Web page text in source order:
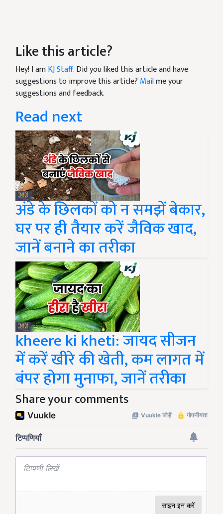
Like this article?
Hey! I amKJ Staff. Did you liked this article and have
suggestions to improve this article? Mailme your
suggestions and feedback.
Read next
अंडे के छिलकों को न समझें बेकार,
घर पर ही तैयार करें जैविक खाद,
जानें बनाने का तरीका
kheere ki kheti: जायद सीजन
में करें खीरे की खेती, कम लागत में
बंपर होगा मुनाफा, जानें तरीका
Share your comments